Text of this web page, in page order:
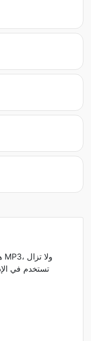
تستخدم في